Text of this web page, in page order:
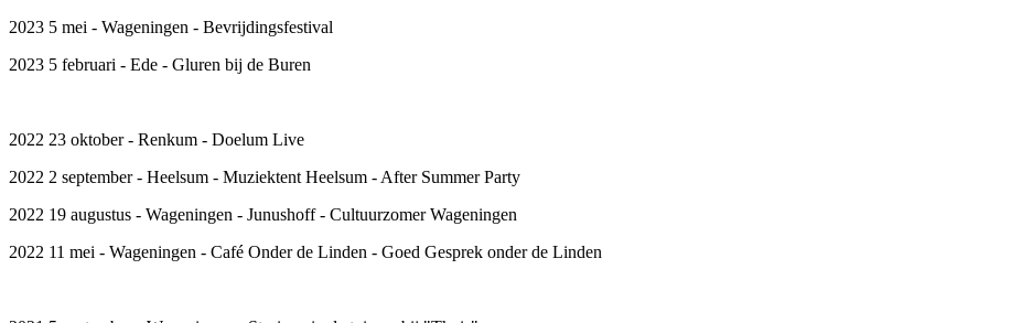
2023 5 mei - Wageningen - Bevrijdingsfestival
2023 5 februari - Ede - Gluren bij de Buren
2022 23 oktober - Renkum - Doelum Live
2022 2 september - Heelsum - Muziektent Heelsum - After Summer Party
2022 19 augustus - Wageningen - Junushoff - Cultuurzomer Wageningen
2022 11 mei - Wageningen - Café Onder de Linden - Goed Gesprek onder de Linden